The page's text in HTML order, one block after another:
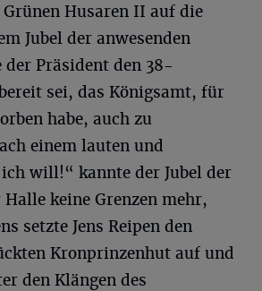
Grünen Husaren II auf die
Jubel der anwesenden
der Präsident den 38-
sei, das Königsamt, für
habe, auch zu
einem lauten und
will!“ kannte der Jubel der
keine Grenzen mehr,
setzte Jens Reipen den
Kronprinzenhut auf und
den Klängen des